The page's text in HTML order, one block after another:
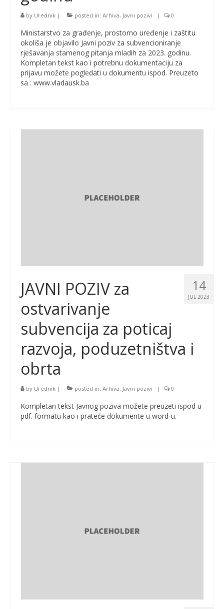
by Urednik | posted in: Arhiva, Javni pozivi | 0
Ministarstvo za građenje, prostorno uređenje i zaštitu
okoliša je objavilo Javni poziv za subvencioniranje
rješavanja stamenog pitanja mladih za 2023. godinu.
Kompletan tekst kao i potrebnu dokumentaciju za
prijavu možete pogledati u dokumentu ispod. Preuzeto
sa : www.vladausk.ba
14
JUL 2023
JAVNI POZIV za
ostvarivanje
subvencija za poticaj
razvoja, poduzetništva i
obrta
by Urednik | posted in: Arhiva, Javni pozivi | 0
Kompletan tekst Javnog poziva možete preuzeti ispod u
pdf. formatu kao i prateće dokumente u word-u.